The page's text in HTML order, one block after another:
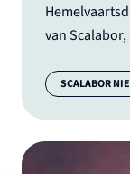
van
Categorie:
SCALABOR